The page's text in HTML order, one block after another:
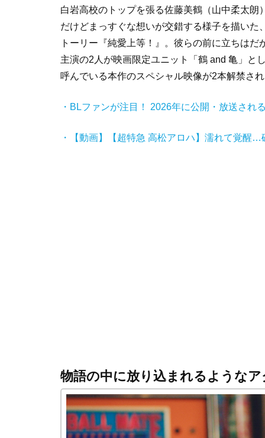
白岩高校のトップを張る佐藤美鶴（山中柔太
だけどまっすぐな想いが交錯する様子を描い
トーリー『純愛上等！』。彼らの前に立ちは
主演の2人が映画限定ユニット「鶴 and 亀」と
呼んでいる本作のスペシャル映像が2本解禁さ
・BLファンが注目！ 2026年に公開・放送され
・【動画】【超特急 高松アロハ】濡れて覚醒
物語の中に放り込まれるような